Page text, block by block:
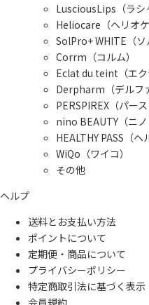
LusciousLips（ラシ
Heliocare（ヘリオケ
SolPro+ WHITE（ソ
Corrm（コルム）
Eclat du teint（エク
Derpharm（デルフ
PERSPIREX（パース
nino BEAUTY（ニノ
HEALTHY PASS（ヘ
WiQo（ワイコ）
その他
ヘルプ
送料とお支払い方法
ポイントについて
定期便・商品について
プライバシーポリシー
特定商取引法に基づく表示
会員規約